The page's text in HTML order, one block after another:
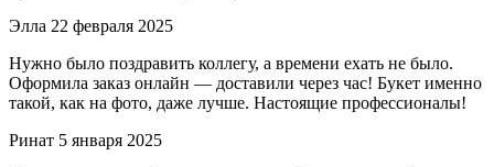
Элла 22 февраля 2025
Нужно было поздравить коллегу, а времени ехать не было.
Оформила заказ онлайн — доставили через час! Букет именно
такой, как на фото, даже лучше. Настоящие профессионалы!
Ринат 5 января 2025